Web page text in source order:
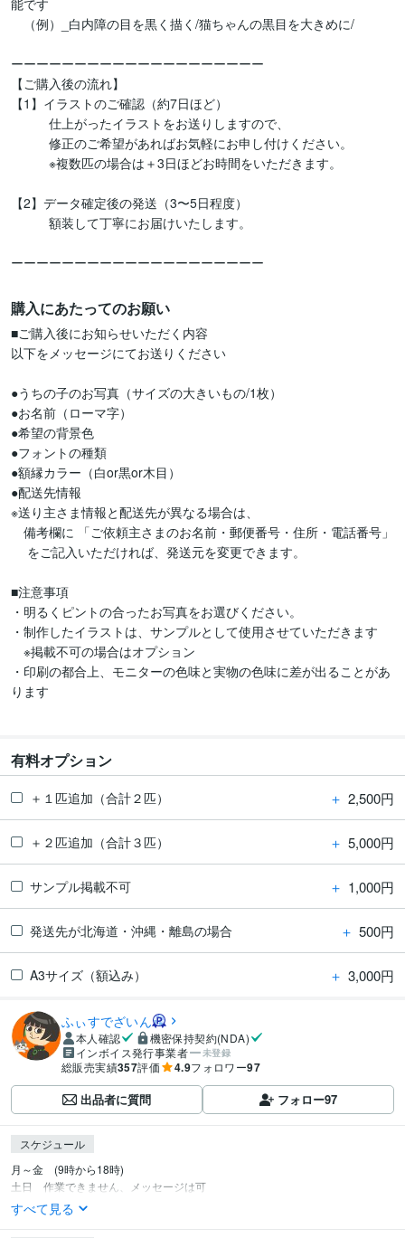
能です
（例）_白内障の目を黒く描く/猫ちゃんの黒目を大きめに/
ーーーーーーーーーーーーーーーーーーーー
【ご購入後の流れ】
【1】イラストのご確認（約7日ほど）
仕上がったイラストをお送りしますので、
修正のご希望があればお気軽にお申し付けください。
※複数匹の場合は＋3日ほどお時間をいただきます。
【2】データ確定後の発送（3〜5日程度）
額装して丁寧にお届けいたします。
購入にあたってのお願い
■ご購入後にお知らせいただく内容
以下をメッセージにてお送りください
●うちの子のお写真（サイズの大きいもの/1枚）
●お名前（ローマ字）
●希望の背景色
●フォントの種類
●額縁カラー（白or黒or木目）
●配送先情報
※送り主さま情報と配送先が異なる場合は、
備考欄に 「ご依頼主さまのお名前・郵便番号・住所・電話番号」
■注意事項
・明るくピントの合ったお写真をお選びください。
・制作したイラストは、サンプルとして使用させていただきます
※掲載不可の場合はオプション
・印刷の都合上、モニターの色味と実物の色味に差が出ることがあ
ります
有料オプション
＋１匹追加（合計２匹） ＋ 2,500円
＋２匹追加（合計３匹） ＋ 5,000円
サンプル掲載不可 ＋ 1,000円
発送先が北海道・沖縄・離島の場合 ＋ 500円
A3サイズ（額込み） ＋ 3,000円
ふぃすでざいん
本人確認
機密保持契約(NDA)
インボイス発行事業者
未登録
総販売実績357評価 4.9フォロワー97
出品者に質問 フォロー97
スケジュール
月～金　(9時から18時)
土日　作業できません、メッセージは可
すべて見る